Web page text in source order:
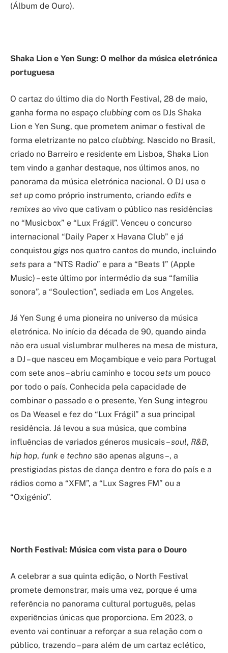
(Álbum de Ouro).
Shaka Lion e Yen Sung: O melhor da música eletrónica
portuguesa
O cartaz do último dia do North Festival, 28 de maio,
ganha forma no espaço clubbingcom os DJs Shaka
Lion e Yen Sung, que prometem animar o festival de
forma eletrizante no palco clubbing. Nascido no Brasil,
criado no Barreiro e residente em Lisboa, Shaka Lion
tem vindo a ganhar destaque, nos últimos anos, no
panorama da música eletrónica nacional. O DJ usa o
set up como próprio instrumento, criando edits e
remixes ao vivo que cativam o público nas residências
no “Musicbox” e “Lux Frágil”. Venceu o concurso
internacional “Daily Paper x Havana Club” e já
conquistou gigs nos quatro cantos do mundo, incluindo
sets para a “NTS Radio” e para a “Beats 1” (Apple
Music) – este último por intermédio da sua “família
sonora”, a “Soulection”, sediada em Los Angeles.
Já Yen Sung é uma pioneira no universo da música
eletrónica. No início da década de 90, quando ainda
não era usual vislumbrar mulheres na mesa de mistura,
a DJ – que nasceu em Moçambique e veio para Portugal
com sete anos – abriu caminho e tocou sets um pouco
por todo o país. Conhecida pela capacidade de
combinar o passado e o presente, Yen Sung integrou
os Da Weasel e fez do “Lux Frágil” a sua principal
residência. Já levou a sua música, que combina
influências de variados géneros musicais –soul, R&B,
hip hop, funk e techno são apenas alguns –, a
prestigiadas pistas de dança dentro e fora do país e a
rádios como a “XFM”, a “Lux Sagres FM” ou a
“Oxigénio”.
North Festival: Música com vista para o Douro
A celebrar a sua quinta edição, o North Festival
promete demonstrar, mais uma vez, porque é uma
referência no panorama cultural português, pelas
experiências únicas que proporciona. Em 2023, o
evento vai continuar a reforçar a sua relação com o
público, trazendo – para além de um cartaz eclético,